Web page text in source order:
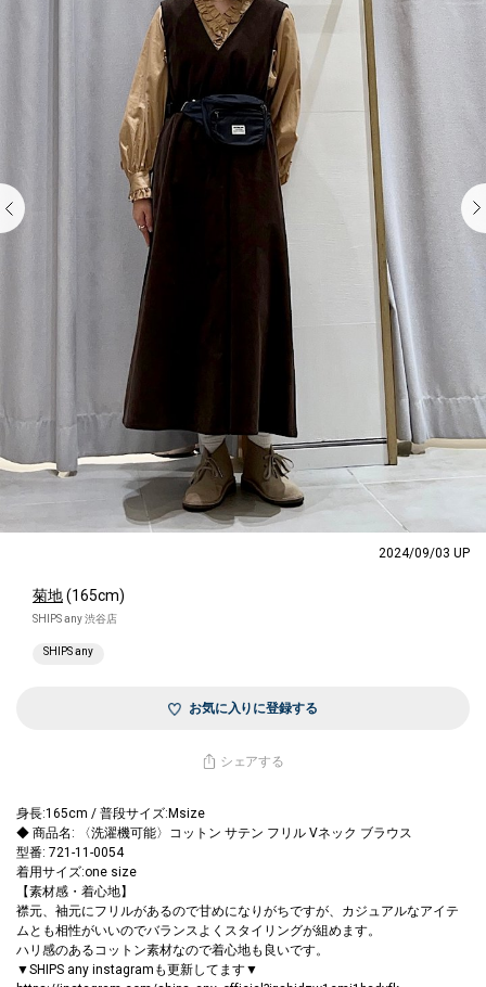
2024/09/03 UP
菊地(165cm)
SHIPS any 渋谷店
SHIPS any
お気に入りに登録する
シェアする
身長:165cm / 普段サイズ:Msize
◆ 商品名: 〈洗濯機可能〉コットン サテン フリル Vネック ブラウス
型番: 721-11-0054
着用サイズ:one size
【素材感・着心地】
襟元、袖元にフリルがあるので甘めになりがちですが、カジュアルなアイテ
ムとも相性がいいのでバランスよくスタイリングが組めます。
ハリ感のあるコットン素材なので着心地も良いです。
▼SHIPS any instagramも更新してます▼